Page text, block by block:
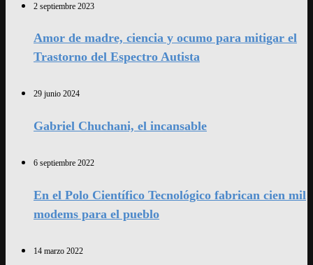
2 septiembre 2023
Amor de madre, ciencia y ocumo para mitigar el
Trastorno del Espectro Autista
29 junio 2024
Gabriel Chuchani, el incansable
6 septiembre 2022
En el Polo Científico Tecnológico fabrican cien mil
modems para el pueblo
14 marzo 2022